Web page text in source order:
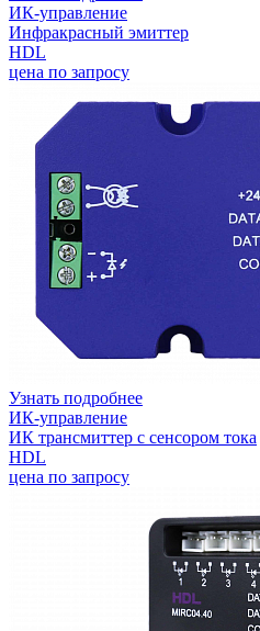
ИК-управление
Инфракрасный эмиттер
HDL
цена по запросу
Узнать подробнее
ИК-управление
ИК трансмиттер с сенсором тока
HDL
цена по запросу